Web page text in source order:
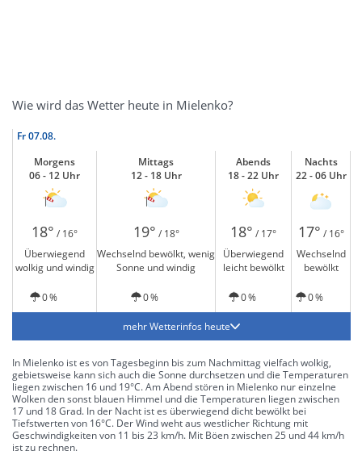
Wie wird das Wetter heute in Mielenko?
Fr07.08.
Morgens
06 - 12 Uhr
Mittags
12 - 18 Uhr
Abends
18 - 22 Uhr
Nachts
22 - 06 Uhr
18° / 16° 19° / 18° 18° / 17° 17° / 16°
Überwiegend
wolkig und windig
Wechselnd bewölkt, wenig
Sonne und windig
Überwiegend
leicht bewölkt
Wechselnd
bewölkt
0 % 0 % 0 % 0 %
mehr Wetterinfos heute
In Mielenko ist es von Tagesbeginn bis zum Nachmittag vielfach wolkig,
gebietsweise kann sich auch die Sonne durchsetzen und die Temperaturen
liegen zwischen 16 und 19°C. Am Abend stören in Mielenko nur einzelne
Wolken den sonst blauen Himmel und die Temperaturen liegen zwischen
17 und 18 Grad. In der Nacht ist es überwiegend dicht bewölkt bei
Tiefstwerten von 16°C. Der Wind weht aus westlicher Richtung mit
Geschwindigkeiten von 11 bis 23 km/h. Mit Böen zwischen 25 und 44 km/h
ist zu rechnen.